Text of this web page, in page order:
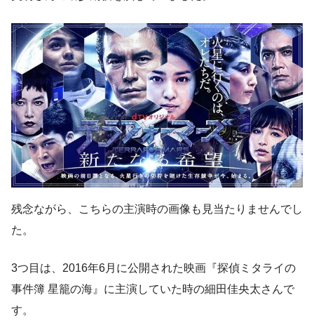
残念ながら、こちらの主演時の画像も見当たりませんでし
た。
3つ目は、2016年6月に公開された映画『探偵ミタライの
事件簿 星籠の海』に主演していた時の細田佳央太さんで
す。